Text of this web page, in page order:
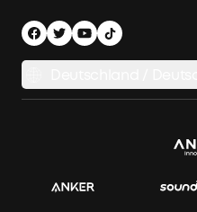
Energiespeichersystem
Balkonkraftwerk-
Finanzierungsplan
Versandbedingungen
Datenschutzhinweis
Impressum
Datensicherheit &